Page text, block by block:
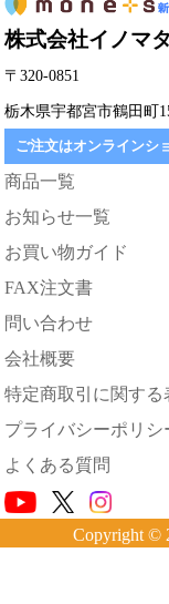
株式会社イノマタ
〒320-0851
栃木県宇都宮市鶴田町
ご注文はオンラインシ
商品一覧
お知らせ一覧
お買い物ガイド
FAX注文書
問い合わせ
会社概要
特定商取引に関する
プライバシーポリシ
よくある質問
Copyright ©